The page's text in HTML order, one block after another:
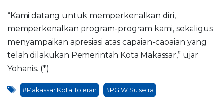
“Kami datang untuk memperkenalkan diri,
memperkenalkan program-program kami, sekaligus
menyampaikan apresiasi atas capaian-capaian yang
telah dilakukan Pemerintah Kota Makassar,” ujar
Yohanis. (*)
#Makassar Kota Toleran #PGIW Sulselra